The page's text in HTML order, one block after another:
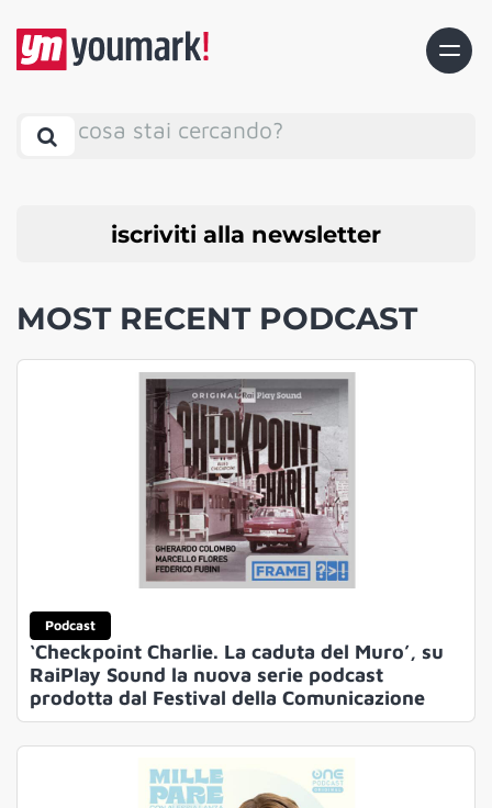
cosa stai cercando?
iscriviti alla newsletter
MOST RECENT PODCAST
Podcast
‘Checkpoint Charlie. La caduta del Muro’, su
RaiPlay Sound la nuova serie podcast
prodotta dal Festival della Comunicazione